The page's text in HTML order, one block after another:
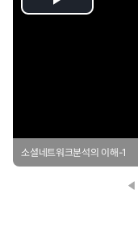
Play
소셜네트워크분석의 이해-1